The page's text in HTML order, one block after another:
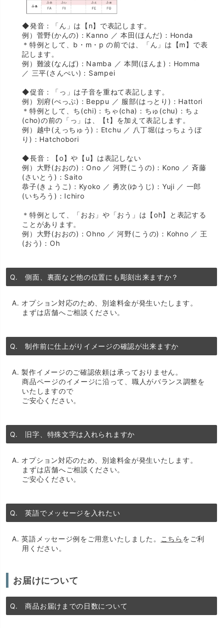
◆発音：「ん」は【n】で表記します。
例）菅野(かんの)：Kanno ／ 本田(ほんだ)：Honda
＊特例として、b・m・p の前では、「ん」は【m】で表
記します。
例）難波(なんば)：Namba ／ 本間(ほんま)：Homma
／ 三平(さんぺい)：Sampei
◆促音：「っ」は子音を重ねて表記します。
例）別府(ぺっぷ)：Beppu ／ 服部(はっとり)：Hattori
＊特例として、ち(chi)：ちゃ(cha)：ちゅ(chu)：ちょ
(cho)の前の「っ」は、【t】を加えて表記します。
例）越中(えっちゅう)：Etchu ／ 八丁堀(はっちょうぼ
り)：Hatchobori
◆長音：【o】や【u】は表記しない
例）大野(おおの)：Ono ／ 河野(こうの)：Kono ／ 斉藤
(さいとう)：Saito
恭子(きょうこ)：Kyoko ／ 勇次(ゆうじ)：Yuji ／ 一郎
(いちろう)：Ichiro
＊特例として、「おお」や「おう」は【oh】と表記する
ことがあります。
例）大野(おおの)：Ohno ／ 河野(こうの)：Kohno ／ 王
(おう)：Oh
Q. 側面、裏面など他の位置にも彫刻出来ますか？
A. オプション対応のため、別途料金が発生いたします。
まずは店舗へご相談ください。
Q. 制作前に仕上がりイメージの確認が出来ますか
A. 製作イメージのご確認依頼は承っておりません。
商品ページのイメージに沿って、職人がバランス調整を
いたしますので
ご安心ください。
Q. 旧字、特殊文字は入れられますか
A. オプション対応のため、別途料金が発生いたします。
まずは店舗へご相談ください。
ご安心ください。
Q. 英語でメッセージを入れたい
A. 英語メッセージ例をご用意いたしました。 こちら をご利
用ください。
お届けについて
Q. 商品お届けまでの日数について